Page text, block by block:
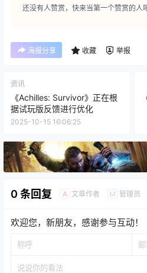
还没有人赞赏，快来当第一个赞赏的人
海报分享 收藏 举报
资讯
《Achilles: Survivor》正在根
据试玩版反馈进行优化
2025-10-15 16:06:25
0 条回复 A 文章作者 M 管理员
欢迎您，新朋友，感谢参与互动！